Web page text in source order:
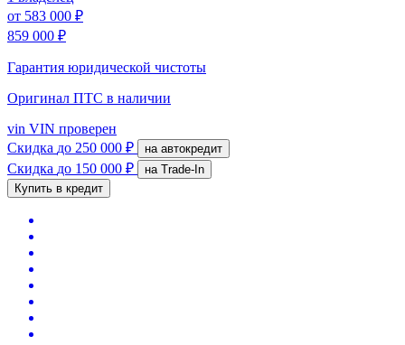
от 583 000 ₽
859 000 ₽
Гарантия юридической чистоты
Оригинал ПТС в наличии
vin VIN проверен
Скидка до 250 000 ₽ на автокредит
Скидка до 150 000 ₽
на Trade-In
Купить в кредит